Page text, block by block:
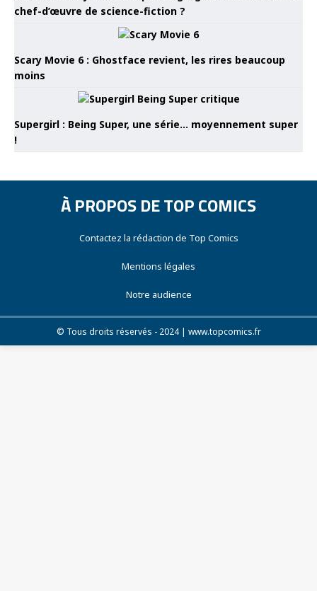
chef-d’œuvre de science-fiction ?
Scary Movie 6 : Ghostface revient, les rires beaucoup
moins
Supergirl : Being Super, une série… moyennement super
!
À PROPOS DE TOP COMICS
Contactez la rédaction de Top Comics
Mentions légales
Notre audience
© Tous droits réservés - 2024 | www.topcomics.fr